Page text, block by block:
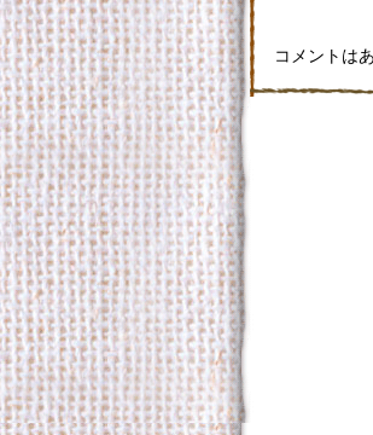
コメントは